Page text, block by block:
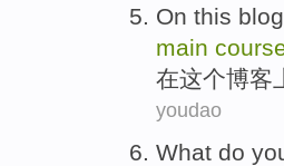
On this blog
main
在这个博客
youdao
What do